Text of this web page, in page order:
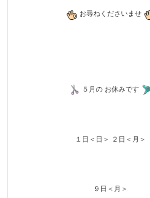
お尋ねくださいませ
５月の お休みです
１日＜日＞ ２日＜月＞
９日＜月＞